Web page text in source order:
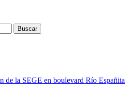
de la SEGE en boulevard Río Españita